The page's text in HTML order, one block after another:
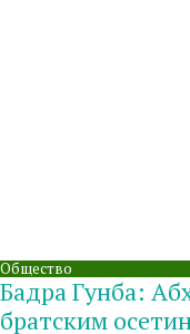
Общество
Бадра Гунба:
братским